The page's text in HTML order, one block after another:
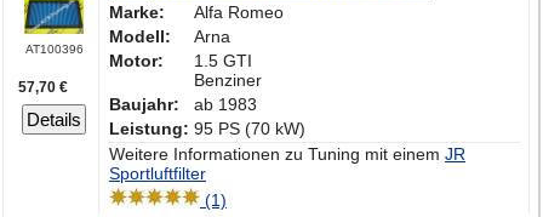
AT100396
57,70 €
Details
Marke:
Alfa Romeo
Modell:
Arna
Motor:
1.5 GTI
Benziner
Baujahr:
ab 1983
Leistung: 95 PS (70 kW)
Weitere Informationen zu Tuning mit einem JR
Sportluftfilter
(1)